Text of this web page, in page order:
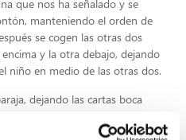
que nos ha señalado y se
manteniendo el orden de
se cogen las otras dos
y la otra debajo, dejando
niño en medio de las otras dos.
dejando las cartas boca
dándoles la vuelta para que